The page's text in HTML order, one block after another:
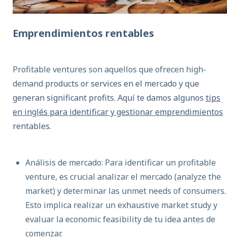
Emprendimientos rentables
Profitable ventures son aquellos que ofrecen high-
demand products or services en el mercado y que
generan significant profits. Aquí te damos algunos tips
en inglés para identificar y gestionar emprendimientos
rentables.
Análisis de mercado: Para identificar un profitable
venture, es crucial analizar el mercado (analyze the
market) y determinar las unmet needs of consumers.
Esto implica realizar un exhaustive market study y
evaluar la economic feasibility de tu idea antes de
comenzar.